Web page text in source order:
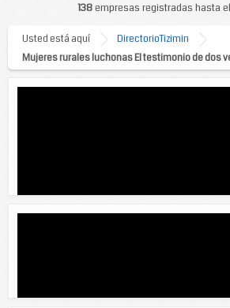
138empresas registradas hasta
Usted está aquí
DirectorioTizimin
Mujeres rurales luchonas El testimonio de dos
Tizimín